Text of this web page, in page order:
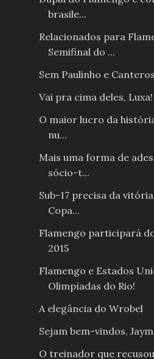
brasile...
Relacionados para
Semifinal do ...
Sem Paulinho e
Vai pra cima deles, Luxa!
O maior lucro da
nu...
Mais uma forma de
sócio-t...
Sub-17 precisa da
Copa...
Flamengo participará
2015
Flamengo e Estados
Olimpíadas do Rio!
A elegância do Wrobel
Sejam bem-vindos,
O treinador que